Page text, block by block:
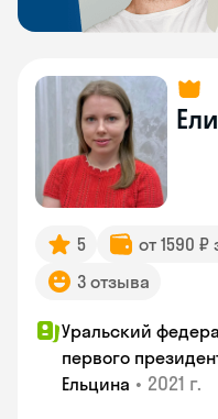
5 от 1590 ₽
3 отзыва
Уральский
первого
Ельцина • 2021 г.